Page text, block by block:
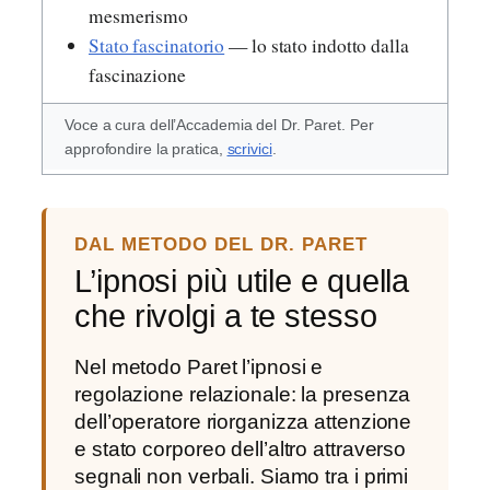
mesmerismo
Stato fascinatorio — lo stato indotto dalla
fascinazione
Voce a cura dell’Accademia del Dr. Paret. Per
approfondire la pratica, scrivici.
DAL METODO DEL DR. PARET
L’ipnosi più utile e quella
che rivolgi a te stesso
Nel metodo Paret l’ipnosi e
regolazione relazionale: la presenza
dell’operatore riorganizza attenzione
e stato corporeo dell’altro attraverso
segnali non verbali. Siamo tra i primi